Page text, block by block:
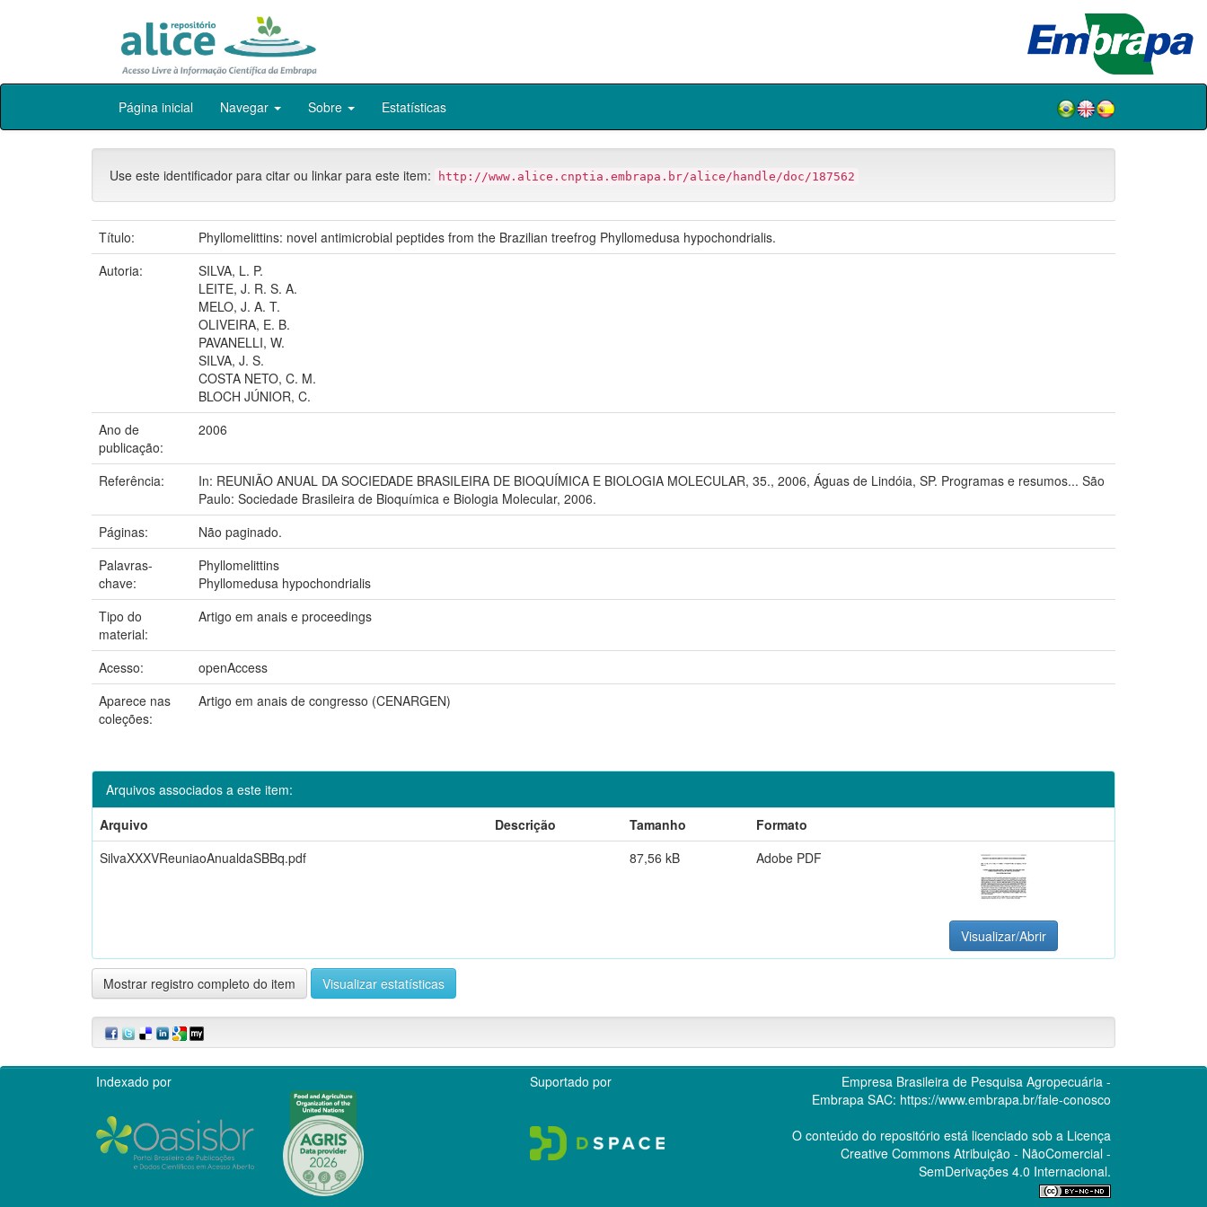
Skip
Página inicial Navegar Sobre Estatísticas
Use este identificador para citar ou linkar para este item: http://www.alice.cnptia.embrapa.br/alice/handle/doc/187562
Título:
Phyllomelittins: novel antimicrobial peptides from the Brazilian treefrog Phyllomedusa hypochondrialis.
Autoria:
SILVA, L. P.
LEITE, J. R. S. A.
MELO, J. A. T.
OLIVEIRA, E. B.
PAVANELLI, W.
SILVA, J. S.
COSTA NETO, C. M.
BLOCH JÚNIOR, C.
Ano de
publicação:
2006
Referência:
In: REUNIÃO ANUAL DA SOCIEDADE BRASILEIRA DE BIOQUÍMICA E BIOLOGIA MOLECULAR, 35., 2006, Águas de Lindóia, SP. Programas e resumos... São
Paulo: Sociedade Brasileira de Bioquímica e Biologia Molecular, 2006.
Páginas:
Não paginado.
Palavras-
chave:
Phyllomelittins
Phyllomedusa hypochondrialis
Tipo do
material:
Artigo em anais e proceedings
Acesso:
openAccess
Aparece nas
coleções:
Artigo em anais de congresso (CENARGEN)
Arquivos associados a este item:
Arquivo
Descrição Tamanho
Formato
SilvaXXXVReuniaoAnualdaSBBq.pdf
87,56 kB Adobe PDF
Visualizar/Abrir
Mostrar registro completo do item Visualizar estatísticas
Indexado por Suportado por
Empresa Brasileira de Pesquisa Agropecuária -
Embrapa SAC: https://www.embrapa.br/fale-conosco
O conteúdo do repositório está licenciado sob a Licença
Creative CommonsAtribuição - NãoComercial -
SemDerivações 4.0 Internacional.